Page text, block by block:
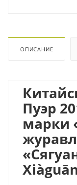
ОПИСАНИЕ
Пуэр
марки